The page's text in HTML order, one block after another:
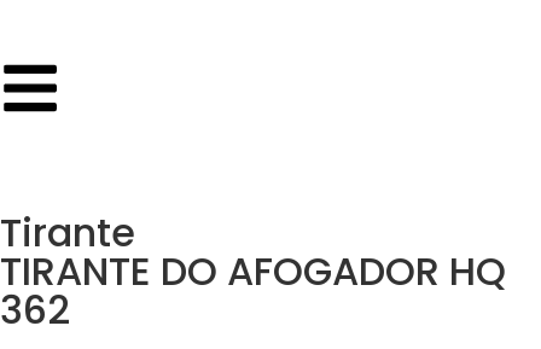
Tirante
TIRANTE DO AFOGADOR HQ
362